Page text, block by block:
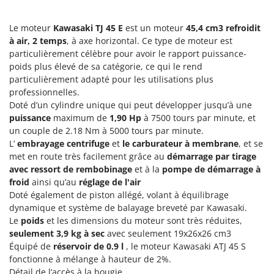
Pétrins à Spirale
Piscines
Planteuses de pommes de terre pour tracteur
Plateaux de coupe pour tracteur
Plumeuses
Pompes d'irrigation à tracteur
Pompes de transfert
Pompes immergées électriques
Postes à souder
Poussoirs à saucisse
Presses à pellets
Pressoirs à fruits
Pressoirs à Raisin
G
G3 Ferrari
Gardena
Garofalo
GeoTech
GeoTech Pro
Gierre
Ginko - MGM
Gipeco
Girmi
GRAEF
Gre
GreenBay
Greenworks
Le moteur Kawasaki TJ 45 E est un moteur 45,4 cm3 refroidit
à air, 2 temps, à axe horizontal. Ce type de moteur est
particulièrement célèbre pour avoir le rapport puissance-
poids plus élevé de sa catégorie, ce qui le rend
particulièrement adapté pour les utilisations plus
professionnelles.
Doté d’un cylindre unique qui peut développer jusqu’à une
puissance maximum de 1,90 Hp à 7500 tours par minute, et
un couple de 2.18 Nm à 5000 tours par minute.
L’ embrayage centrifuge et le carburateur à membrane, et se
met en route très facilement grâce au démarrage par tirage
avec ressort de rembobinage et à la pompe de démarrage à
froid ainsi qu’au réglage de l'air
Doté également de piston allégé, volant à équilibrage
dynamique et système de balayage breveté par Kawasaki.
Le poids et les dimensions du moteur sont très réduites,
seulement 3,9 kg à sec avec seulement 19x26x26 cm3
Équipé de réservoir de 0.9 l , le moteur Kawasaki ATJ 45 S
fonctionne à mélange à hauteur de 2%.